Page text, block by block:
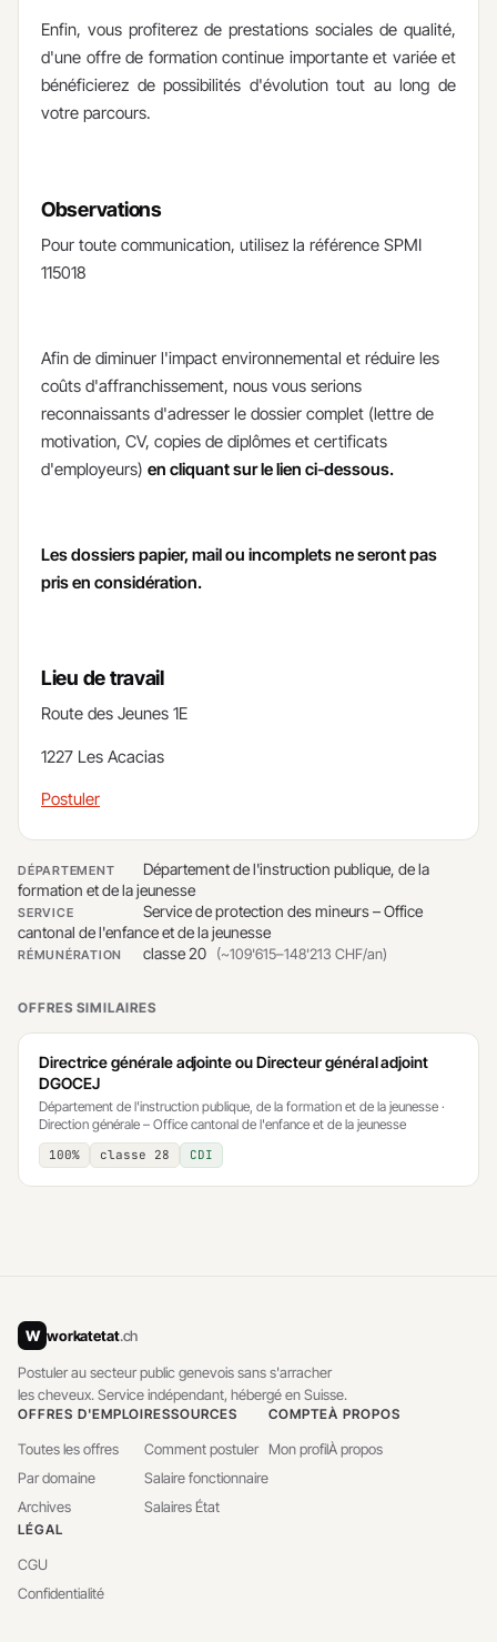
Enfin, vous profiterez de prestations sociales de qualité,
d'une offre de formation continue importante et variée et
bénéficierez de possibilités d'évolution tout au long de
votre parcours.
Observations
​Pour toute communication, utilisez la référence SPMI
115018​
Afin de diminuer l'impact environnemental et réduire les
coûts d'affranchissement, nous vous serions
reconnaissants d'adresser le dossier complet (lettre de
motivation, CV, copies de diplômes et certificats
d'employeurs) en cliquant sur le lien ci-dessous.
Les dossiers papier, mail ou incomplets ne seront pas
pris en considération.​
Lieu de travail
​Route des Jeunes 1E
​​1227 Les Acacias
Postuler
DÉPARTEMENT
Département de l'instruction publique, de la
formation et de la jeunesse
SERVICE
Service de protection des mineurs – Office
cantonal de l'enfance et de la jeunesse
RÉMUNÉRATION classe 20 (~109'615–148'213 CHF/an)
OFFRES SIMILAIRES
Directrice générale adjointe ou Directeur général adjoint
DGOCEJ
Département de l'instruction publique, de la formation et de la jeunesse ·
Direction générale – Office cantonal de l'enfance et de la jeunesse
100% classe 28 CDI
W workatetat.ch
Postuler au secteur public genevois sans s'arracher
les cheveux. Service indépendant, hébergé en Suisse.
OFFRES D'EMPLOI
Toutes les offres
Par domaine
Archives
RESSOURCES
Comment postuler
Salaire fonctionnaire
Salaires État
COMPTE
Mon profil
À PROPOS
À propos
LÉGAL
CGU
Confidentialité